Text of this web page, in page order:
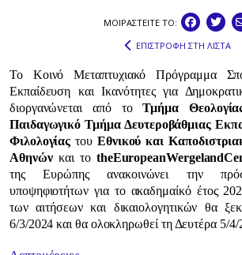
ΜΟΙΡΑΣΤEIΤΕ ΤΟ:
ΕΠΙΣΤΡΟΦΗ ΣΤΗ ΛΙΣΤΑ
Το Κοινό Μεταπτυχιακό Πρόγραμμα
Εκπαίδευση και Ικανότητες για
διοργανώνεται από τοΤμήμα
Παιδαγωγικό Τμήμα Δευτεροβάθμιας
Φιλολογίας του Εθνικού και
Αθηνώνκαι το theEuropeanWergeland
της Ευρώπης ανακοινώνει την
υποψηφιοτήτων για το ακαδημαίκό έτος
των αιτήσεων και δικαιολογητικών θα
6/3/2024 και θα ολοκληρωθεί τη Δευτέρα 5/4/